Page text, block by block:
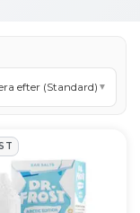
om VG/PG-
efter (Standard) ▼